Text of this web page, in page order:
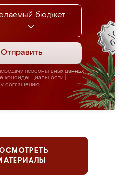
бюджет
Отправить
персональных данных
конфиденциальности
соглашению